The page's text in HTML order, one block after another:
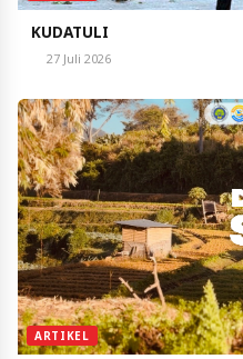
KUDATULI
27 Juli 2026
ARTIKEL